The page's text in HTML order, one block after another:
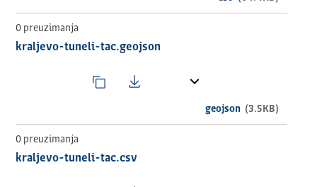
0 preuzimanja
kraljevo-tuneli-tac.geojson
geojson (3.5KB)
0 preuzimanja
kraljevo-tuneli-tac.csv